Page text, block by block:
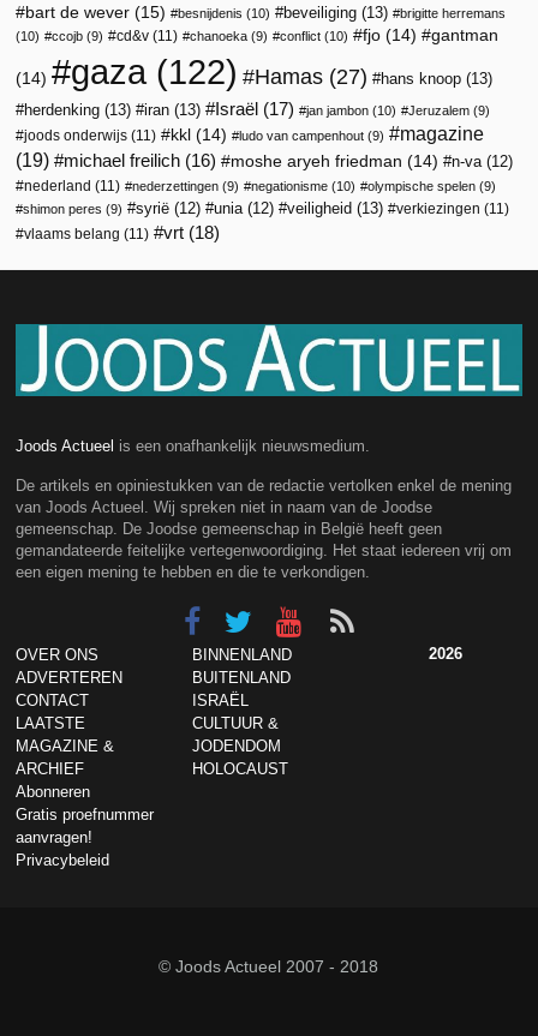
bart de wever (15) besnijdenis (10) beveiliging (13)
brigitte herremans
(10)
ccojb (9) cd&v (11) chanoeka (9) conflict (10) fjo (14) gantman
(14) gaza (122) Hamas (27) hans knoop (13)
herdenking (13) iran (13) Israël (17) jan jambon (10) Jeruzalem (9)
joods onderwijs (11) kkl (14) ludo van campenhout (9)
magazine
(19)
michael freilich (16) moshe aryeh friedman (14) n-va (12)
nederland (11) nederzettingen (9) negationisme (10) olympische spelen (9)
shimon peres (9) syrië (12) unia (12) veiligheid (13) verkiezingen (11)
vlaams belang (11) vrt (18)
Joods Actueel is een onafhankelijk nieuwsmedium.
De artikels en opiniestukken van de redactie vertolken enkel de mening
van Joods Actueel. Wij spreken niet in naam van de Joodse
gemeenschap. De Joodse gemeenschap in België heeft geen
gemandateerde feitelijke vertegenwoordiging. Het staat iedereen vrij om
een eigen mening te hebben en die te verkondigen.
OVER ONS
ADVERTEREN
CONTACT
LAATSTE
MAGAZINE &
ARCHIEF
Abonneren
Gratis proefnummer
aanvragen!
Privacybeleid
BINNENLAND
BUITENLAND
ISRAËL
CULTUUR &
JODENDOM
HOLOCAUST
2026
© Joods Actueel 2007 - 2018